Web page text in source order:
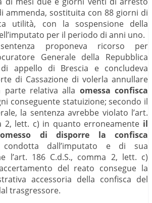
ammenda, sostituita con 88 giorni di
utilità, con la sospensione della
per il periodo di anni uno.
proponeva ricorso per
Generale della Repubblica
appello di Brescia e concludeva
di Cassazione di volerla annullare
parte relativa alla omessa confisca
conseguente statuizione; secondo il
la sentenza avrebbe violato l’art.
2, lett. c) in quanto erroneamente il
di disporre la confisca
condotta dall’imputato e di sua
l’art. 186 C.d.S., comma 2, lett. c)
del reato consegue la
accessoria della confisca del
trasgressore.